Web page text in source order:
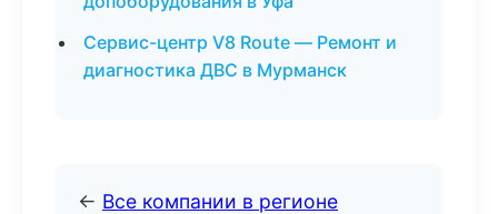
Сервис-центр V8 Route — Ремонт и
диагностика ДВС в Мурманск
← Все компании в регионе